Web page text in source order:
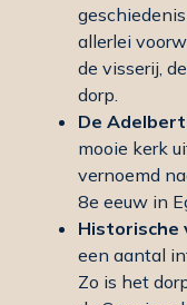
allerlei
de visserij,
dorp.
De
mooie kerk
vernoemd
8e eeuw in
Historische
een aantal
Zo is het